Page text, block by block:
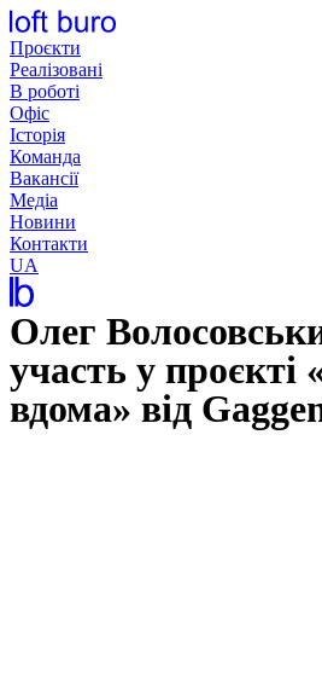
Перейти
до
вмісту
Проєкти
Реалізовані
В роботі
Офіс
Історія
Команда
Вакансії
Медіа
Новини
Контакти
UA
Олег
участь у
вдома» від